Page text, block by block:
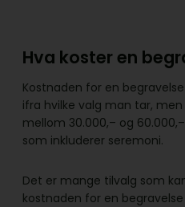
Hva koster en
Kostnaden for en
ifra hvilke valg man tar,
mellom 30.000,– og
som inkluderer seremoni.
Det er mange tilvalg som
kostnaden for en